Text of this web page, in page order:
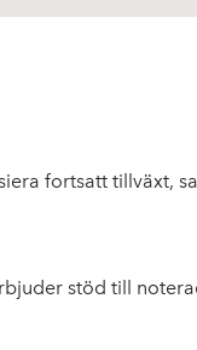
fortsatt tillväxt,
stöd till